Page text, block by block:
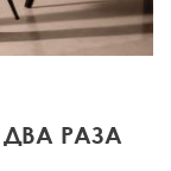
РАЗА